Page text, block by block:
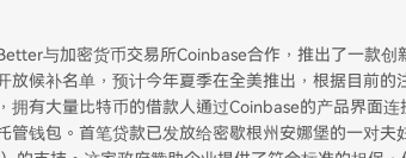
与加密货币交易所Coinbase合作，推出了一款创
放候补名单，预计今年夏季在全美推出，根据目前
拥有大量比特币的借款人通过Coinbase的产品界面
管钱包。首笔贷款已发放给密歇根州安娜堡的一对